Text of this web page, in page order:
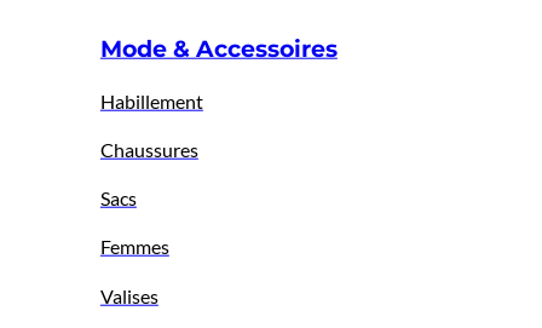
Mode & Accessoires
Habillement
Chaussures
Sacs
Femmes
Valises